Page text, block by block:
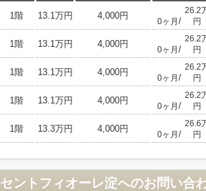
1階
13.1万円 4,000円
0ヶ月 /
26.2
円
1階 13.1万円 4,000円
0ヶ月 /
26.2
円
1階 13.1万円 4,000円
0ヶ月 /
26.2
円
1階 13.1万円 4,000円
0ヶ月 /
26.2
円
1階 13.3万円 4,000円
0ヶ月 /
26.6
円
セントフィオーレ淀へのお問い合